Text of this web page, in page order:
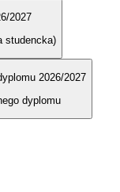
2027
studencka)
2026/2027
dyplomu